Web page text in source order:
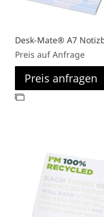
Desk-Mate® A7
Preis auf Anfrage
Preis anfragen
Zur